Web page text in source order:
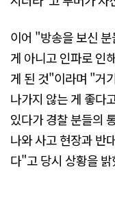
이어 "방송을 보신
게 아니고 인파로 인
게 된 것"이라며 "거
나가지 않는 게 좋다
있다가 경찰 분들의
나와 사고 현장과 반
다"고 당시 상황을 밝